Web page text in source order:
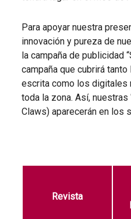
Para apoyar nuestra
innovación y pureza de
la campaña de publicidad
campaña que cubrirá
escrita como los digitales
toda la zona. Así, nuestras
Claws) aparecerán en los
Revista